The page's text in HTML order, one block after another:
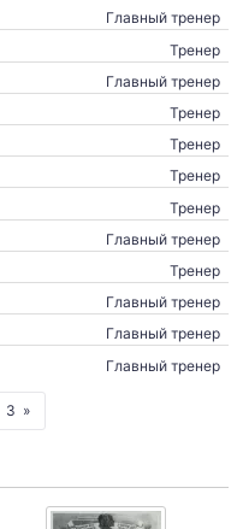
Главный тренер
Тренер
Главный тренер
Тренер
Тренер
Тренер
Тренер
Главный тренер
Тренер
Главный тренер
Главный тренер
Главный тренер
3